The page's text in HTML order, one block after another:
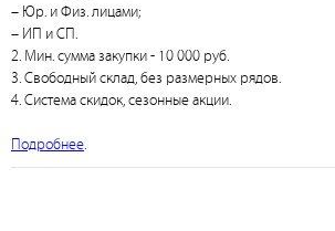
– Юр. и Физ. лицами;
– ИП и СП.
2. Мин. сумма закупки - 10 000 руб.
3. Свободный склад, без размерных рядов.
4. Система скидок, сезонные акции.
Подробнее.